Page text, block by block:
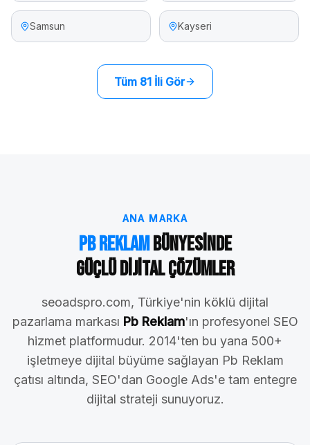
Samsun Kayseri
Tüm 81 İli Gör
ANA MARKA
Pb ReklamBünyesinde
Güçlü Dijital Çözümler
seoadspro.com, Türkiye'nin köklü dijital
pazarlama markası Pb Reklam'ın profesyonel SEO
hizmet platformudur. 2014'ten bu yana 500+
işletmeye dijital büyüme sağlayan Pb Reklam
çatısı altında, SEO'dan Google Ads'e tam entegre
dijital strateji sunuyoruz.